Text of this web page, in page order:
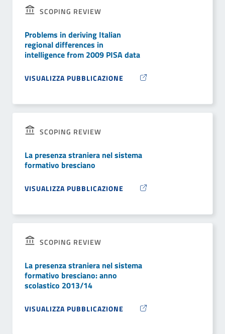
SCOPING REVIEW
Problems in deriving Italian
regional differences in
intelligence from 2009 PISA data
VISUALIZZA PUBBLICAZIONE
SCOPING REVIEW
La presenza straniera nel sistema
formativo bresciano
VISUALIZZA PUBBLICAZIONE
SCOPING REVIEW
La presenza straniera nel sistema
formativo bresciano: anno
scolastico 2013/14
VISUALIZZA PUBBLICAZIONE